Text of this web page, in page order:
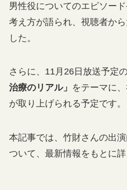
男性役についてのエピソー
考え方が語られ、視聴者か
した。
さらに、11月26日放送予定
治療のリアル」 をテーマに
が取り上げられる予定です。
本記事では、竹財さんの出
ついて、最新情報をもとに詳